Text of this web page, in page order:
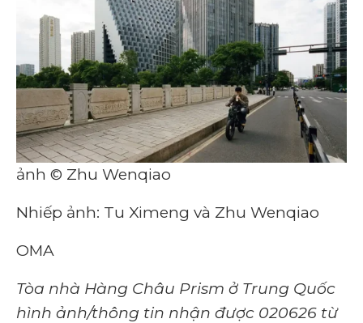
ảnh © Zhu Wenqiao
Nhiếp ảnh: Tu Ximeng và Zhu Wenqiao
OMA
Tòa nhà Hàng Châu Prism ở Trung Quốc
hình ảnh/thông tin nhận được 020626 từ